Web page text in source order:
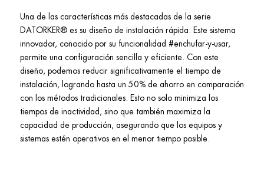
Una de las características más destacadas de la serie
DATORKER® es su diseño de instalación rápida. Este sistema
innovador, conocido por su funcionalidad #enchufar-y-usar,
permite una configuración sencilla y eficiente. Con este
diseño, podemos reducir significativamente el tiempo de
instalación, logrando hasta un 50% de ahorro en comparación
con los métodos tradicionales. Esto no solo minimiza los
tiempos de inactividad, sino que también maximiza la
capacidad de producción, asegurando que los equipos y
sistemas estén operativos en el menor tiempo posible.